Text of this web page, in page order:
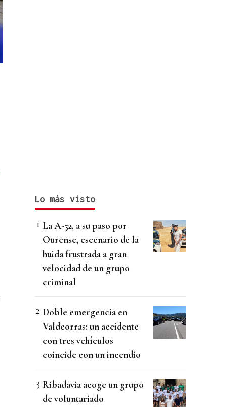
Lo más visto
La A-52, a su paso por
Ourense, escenario de la
huida frustrada a gran
velocidad de un grupo
criminal
Doble emergencia en
Valdeorras: un accidente
con tres vehículos
coincide con un incendio
Ribadavia acoge un grupo
de voluntariado